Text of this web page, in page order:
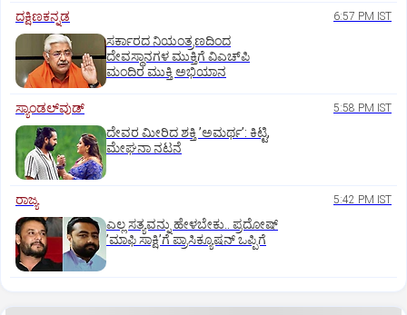
ದಕ್ಷಿಣಕನ್ನಡ 6:57 PM IST
ಸರ್ಕಾರದ ನಿಯಂತ್ರಣದಿಂದ
ದೇವಸ್ಥಾನಗಳ ಮುಕ್ತಿಗೆ ವಿಎಚ್‌ಪಿ
ಮಂದಿರ ಮುಕ್ತಿ ಅಭಿಯಾನ
ಸ್ಯಾಂಡಲ್‌ವುಡ್‌ 5:58 PM IST
ದೇವರ ಮೀರಿದ ಶಕ್ತಿ ʼಅಮರ್ಥʼ: ಕಿಟ್ಟಿ,
ಮೇಘನಾ ನಟನೆ
ರಾಜ್ಯ 5:42 PM IST
ಎಲ್ಲ ಸತ್ಯವನ್ನು ಹೇಳಬೇಕು.. ಪ್ರದೋಷ್‌
ʼಮಾಫಿ ಸಾಕ್ಷಿʼಗೆ ಪ್ರಾಸಿಕ್ಯೂಷನ್ ಒಪ್ಪಿಗೆ